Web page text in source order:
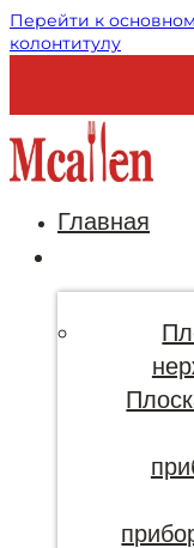
Перейти к
колонтитулу
Главная